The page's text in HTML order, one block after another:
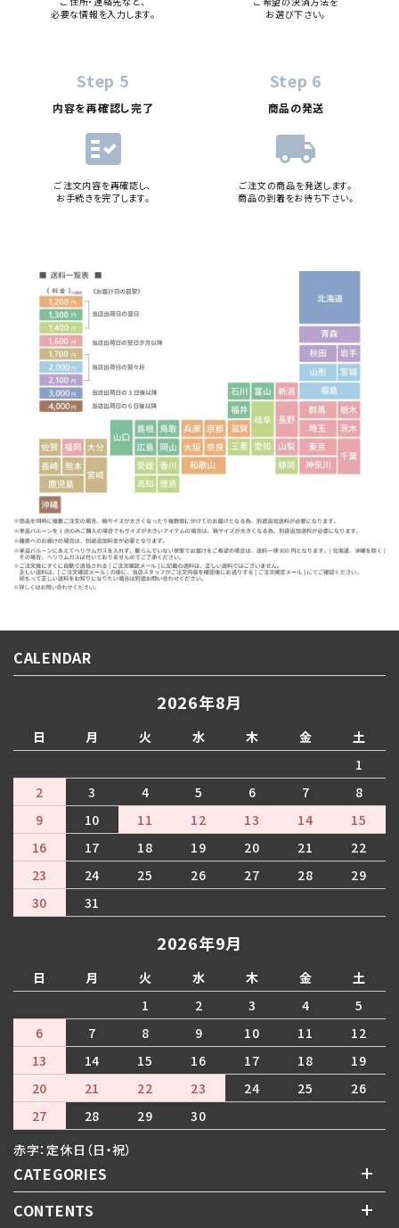
必要な情報を入力します。
お選び下さい。
Step 5
内容を再確認し完了
fact_check
ご注文内容を再確認し、
お手続きを完了します。
Step 6
商品の発送
local_shipping
ご注文の商品を発送します。
商品の到着をお待ち下さい。
CALENDAR
2026年8月
日 月 火 水 木 金
土
1
2
3 4 5 6 7
8
9
10 11 12 13 14
15
16
17 18 19 20 21
22
23
24 25 26 27 28
29
30
31
2026年9月
日 月 火 水 木 金
土
1
2 3 4
5
6
7 8 9 10 11
12
13
14 15 16 17 18
19
20
21 22 23 24 25
26
27
28 29
30
赤字：定休日（日・祝）
CATEGORIES
CONTENTS